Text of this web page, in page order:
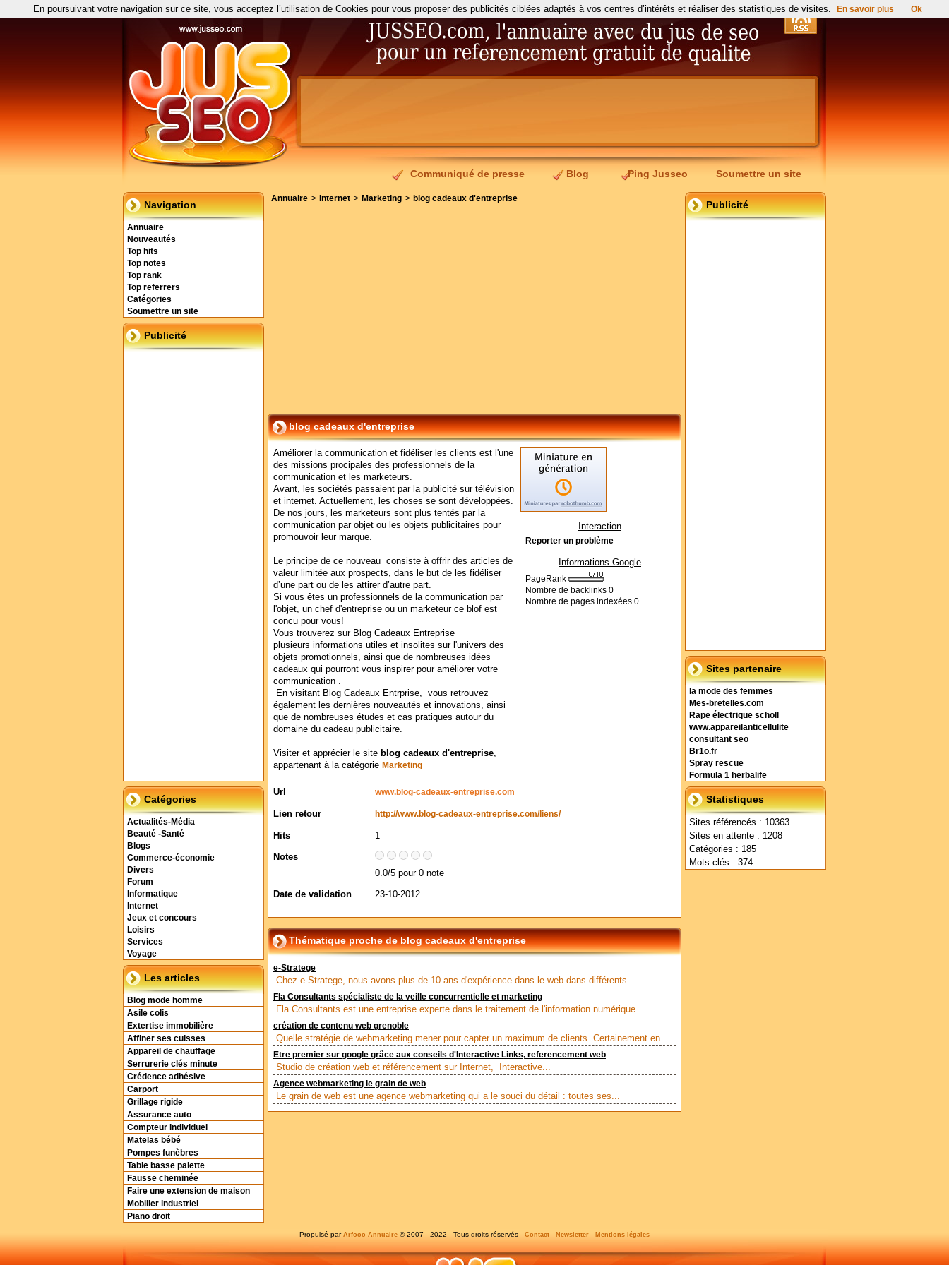
Communiqué de presse Blog Ping Jusseo Soumettre un site
Navigation
Annuaire
Nouveautés
Top hits
Top notes
Top rank
Top referrers
Catégories
Soumettre un site
Publicité
Catégories
Actualités-Média
Beauté -Santé
Blogs
Commerce-économie
Divers
Forum
Informatique
Internet
Jeux et concours
Loisirs
Services
Voyage
Les articles
Blog mode homme
Asile colis
Extertise immobilière
Affiner ses cuisses
Appareil de chauffage
Serrurerie clés minute
Crédence adhésive
Carport
Grillage rigide
Assurance auto
Compteur individuel
Matelas bébé
Pompes funèbres
Table basse palette
Fausse cheminée
Faire une extension de maison
Mobilier industriel
Piano droit
Publicité
Sites partenaire
la mode des femmes
Mes-bretelles.com
Rape électrique scholl
www.appareilanticellulite
consultant seo
Br1o.fr
Spray rescue
Formula 1 herbalife
Statistiques
Sites référencés : 10363
Sites en attente : 1208
Catégories : 185
Mots clés : 374
Annuaire > Internet > Marketing > blog cadeaux d'entreprise
blog cadeaux d'entreprise
Améliorer la communication et fidéliser les clients est l'une
des missions procipales des professionnels de la
communication et les marketeurs.
Avant, les sociétés passaient par la publicité sur télévision
et internet. Actuellement, les choses se sont développées.
De nos jours, les marketeurs sont plus tentés par la
communication par objet ou les objets publicitaires pour
promouvoir leur marque.
Le principe de ce nouveau consiste à offrir des articles de
valeur limitée aux prospects, dans le but de les fidéliser
d’une part ou de les attirer d’autre part.
Si vous êtes un professionnels de la communication par
l'objet, un chef d'entreprise ou un marketeur ce blof est
concu pour vous!
Vous trouverez sur Blog Cadeaux Entreprise
plusieurs informations utiles et insolites sur l'univers des
objets promotionnels, ainsi que de nombreuses idées
cadeaux qui pourront vous inspirer pour améliorer votre
communication .
En visitant Blog Cadeaux Entrprise, vous retrouvez
également les dernières nouveautés et innovations, ainsi
que de nombreuses études et cas pratiques autour du
domaine du cadeau publicitaire.
Visiter et apprécier le site blog cadeaux d'entreprise,
appartenant à la catégorie Marketing
Url www.blog-cadeaux-entreprise.com
Lien retour http://www.blog-cadeaux-entreprise.com/liens/
Hits
1
Notes
0.0/5 pour 0 note
Date de validation
23-10-2012
Interaction
Reporter un problème
Informations Google
PageRank
Nombre de backlinks 0
Nombre de pages indexées 0
Thématique proche de blog cadeaux d'entreprise
e-Stratege
Chez e-Stratege, nous avons plus de 10 ans d'expérience dans le web dans différents...
Fla Consultants spécialiste de la veille concurrentielle et marketing
Fla Consultants est une entreprise experte dans le traitement de l'information numérique...
création de contenu web grenoble
Quelle stratégie de webmarketing mener pour capter un maximum de clients. Certainement en...
Etre premier sur google grâce aux conseils d'Interactive Links, referencement web
Studio de création web et référencement sur Internet, Interactive...
Agence webmarketing le grain de web
Le grain de web est une agence webmarketing qui a le souci du détail : toutes ses...
Propulsé par Arfooo Annuaire © 2007 - 2022 - Tous droits réservés - Contact - Newsletter - Mentions légales
En poursuivant votre navigation sur ce site, vous acceptez l’utilisation de Cookies pour vous proposer des publicités ciblées adaptés à vos centres d’intérêts et réaliser des statistiques de visites. En savoir plus Ok